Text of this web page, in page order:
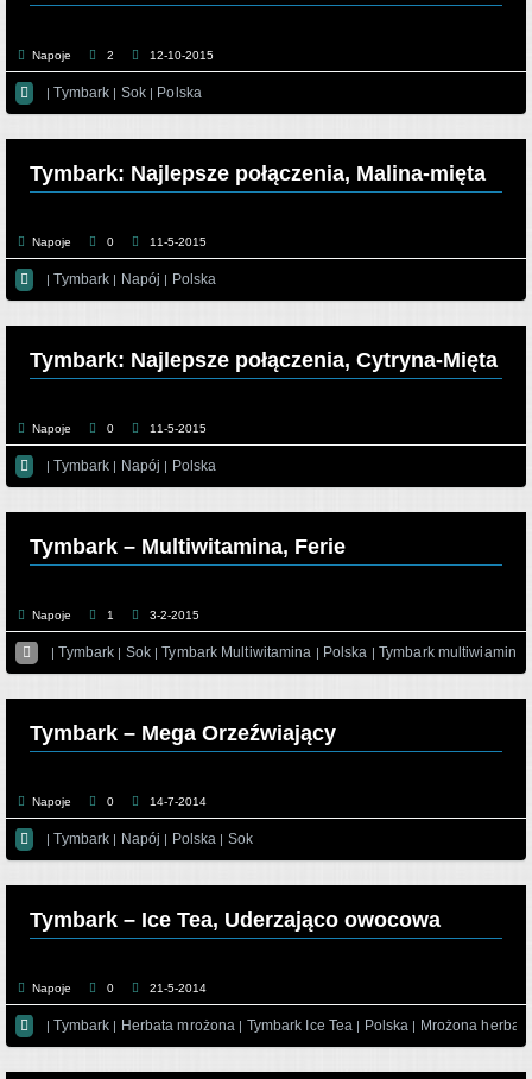
Napoje 2 12-10-2015
 |Tymbark | Sok| Polska
Tymbark: Najlepsze połączenia, Malina-mięta
Napoje 0 11-5-2015
 |Tymbark | Napój | Polska
Tymbark: Najlepsze połączenia, Cytryna-Mięta
Napoje 0 11-5-2015
 |Tymbark | Napój | Polska
Tymbark – Multiwitamina, Ferie
Napoje 1 3-2-2015
 |Tymbark | Sok|Tymbark Multiwitamina | Polska | Tymbark multiwiamina
Tymbark – Mega Orzeźwiający
Napoje 0 14-7-2014
 |Tymbark | Napój | Polska | Sok
Tymbark – Ice Tea, Uderzająco owocowa
Napoje 0 21-5-2014
 |Tymbark | Herbata mrożona | Tymbark Ice Tea | Polska | Mrożona herbata